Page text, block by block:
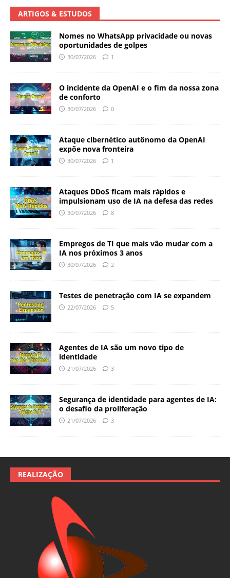
ARTIGOS & ESTUDOS
Nomes no WhatsApp privacidade ou novas
oportunidades de golpes
30/07/2026 1
O incidente da OpenAI e o fim da nossa zona
de conforto
30/07/2026 0
Ataque cibernético autônomo da OpenAI
expõe nova fronteira
30/07/2026 1
Ataques DDoS ficam mais rápidos e
impulsionam uso de IA na defesa das redes
30/07/2026 8
Empregos de TI que mais vão mudar com a
IA nos próximos 3 anos
30/07/2026 2
Testes de penetração com IA se expandem
22/07/2026 5
Agentes de IA são um novo tipo de
identidade
21/07/2026 3
Segurança de identidade para agentes de IA:
o desafio da proliferação
21/07/2026 3
REALIZAÇÃO